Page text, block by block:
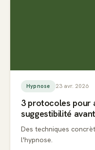
Hypnose 23 avr. 2026
3 protocoles pour
suggestibilité
Des techniques
l'hypnose.